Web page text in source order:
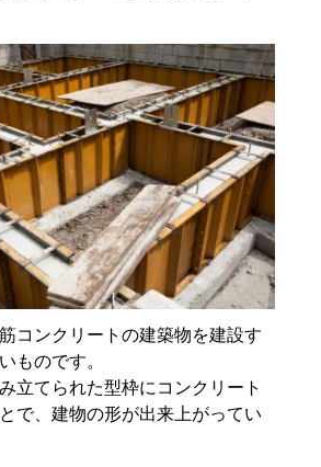
コンクリートの建築物を建設す
ものです。
立てられた型枠にコンクリート
で、建物の形が出来上がってい